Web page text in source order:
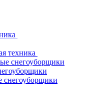
техника
снегоуборщики
снегоуборщики